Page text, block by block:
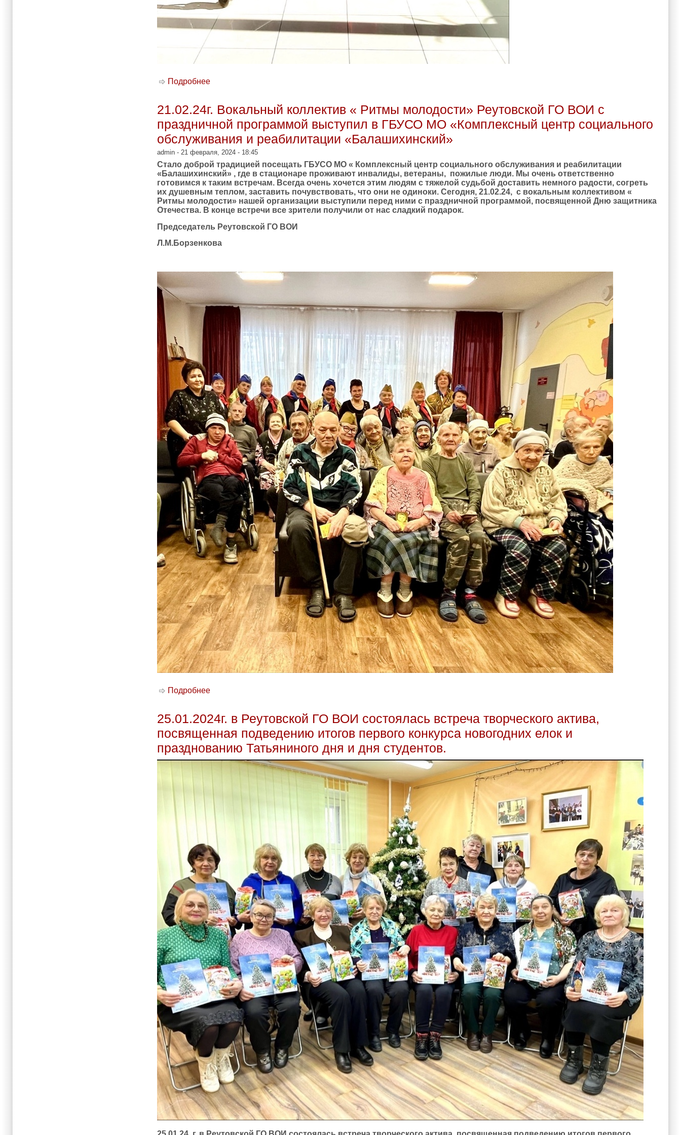
Подробнее
21.02.24г. Вокальный коллектив « Ритмы молодости» Реутовской ГО ВОИ с
праздничной программой выступил в ГБУСО МО «Комплексный центр социального
обслуживания и реабилитации «Балашихинский»
admin - 21 февраля, 2024 - 18:45
Стало доброй традицией посещать ГБУСО МО « Комплексный центр социального обслуживания и реабилитации
«Балашихинский» , где в стационаре проживают инвалиды, ветераны, пожилые люди. Мы очень ответственно
готовимся к таким встречам. Всегда очень хочется этим людям с тяжелой судьбой доставить немного радости, согреть
их душевным теплом, заставить почувствовать, что они не одиноки. Сегодня, 21.02.24, с вокальным коллективом «
Ритмы молодости» нашей организации выступили перед ними с праздничной программой, посвященной Дню защитника
Отечества. В конце встречи все зрители получили от нас сладкий подарок.
Председатель Реутовской ГО ВОИ
Л.М.Борзенкова
Подробнее
25.01.2024г. в Реутовской ГО ВОИ состоялась встреча творческого актива,
посвященная подведению итогов первого конкурса новогодних елок и
празднованию Татьяниного дня и дня студентов.